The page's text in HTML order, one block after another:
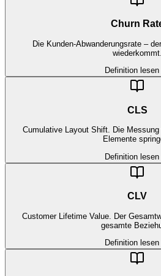
Churn
Die Kunden-Abwanderungsrate –
wiederkommt.
Definition
CLS
Cumulative Layout Shift. Die
Elemente
Definition
CLV
Customer Lifetime Value. Der
gesamte
Definition